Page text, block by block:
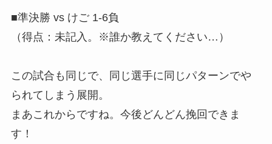
■準決勝 vs けご 1-6負
（得点：未記入。※誰か教えてください…）
この試合も同じで、同じ選手に同じパターンでや
られてしまう展開。
まあこれからですね。今後どんどん挽回できま
す！